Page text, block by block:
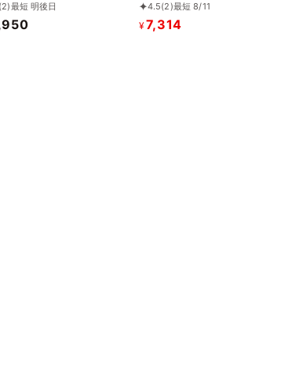
】ボタニカルサブレ
茶、黒糖バニラサブレ
(2)最短 明後日
ンスイーツ》
4.5(2)最短 8/11
¥7,314